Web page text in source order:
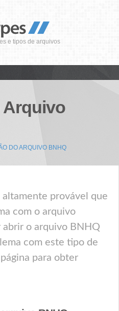
e tipos de arquivos
Arquivo
DO ARQUIVO BNHQ
altamente provável que
com o arquivo
abrir o arquivo BNHQ
com este tipo de
para obter